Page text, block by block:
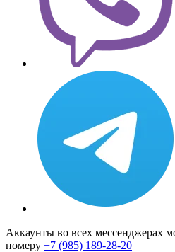
Аккаунты во всех мессенджерах
номеру +7 (985) 189-28-20